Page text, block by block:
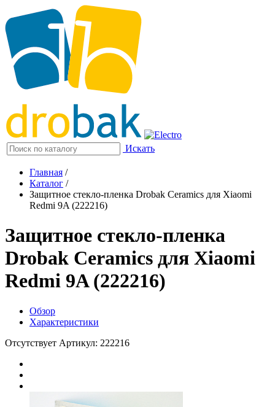
Искать
Главная /
Каталог /
Защитное стекло-пленка Drobak Ceramics для Xiaomi
Redmi 9A (222216)
Защитное стекло-пленка
Drobak Ceramics для Xiaomi
Redmi 9A (222216)
Обзор
Характеристики
Отсутствует Артикул: 222216